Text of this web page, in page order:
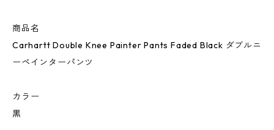
商品名
Carhartt Double Knee Painter Pants Faded Black ダブルニ
ーペインターパンツ
カラー
黒